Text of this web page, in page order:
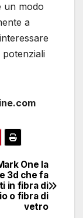
un modo
a
One la
3d che fa
in fibra di
o fibra di
vetro